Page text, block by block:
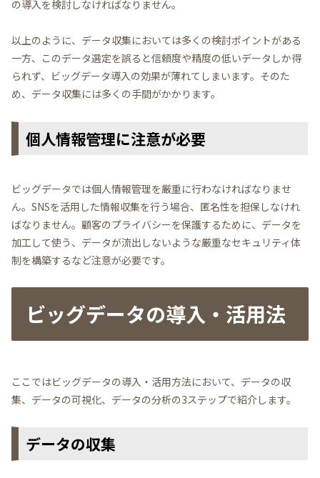
の導入を検討しなければなりません。
以上のように、データ収集においては多くの検討ポイントがある
一方、このデータ選定を誤ると信頼度や精度の低いデータしか得
られず、ビッグデータ導入の効果が薄れてしまいます。そのた
め、データ収集には多くの手間がかかります。
個人情報管理に注意が必要
ビッグデータでは個人情報管理を厳重に行わなければなりませ
ん。SNSを活用した情報収集を行う場合、匿名性を担保しなけれ
ばなりません。顧客のプライバシーを保護するために、データを
加工して使う、データが流出しないような厳重なセキュリティ体
制を構築するなど注意が必要です。
ビッグデータの導入・活用法
ここではビッグデータの導入・活用方法において、データの収
集、データの可視化、データの分析の3ステップで紹介します。
データの収集